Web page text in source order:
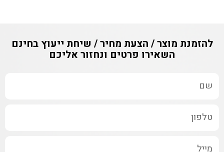
להזמנת מוצר / הצעת מחיר / שיחת ייעוץ בחינם
השאירו פרטים ונחזור אליכם